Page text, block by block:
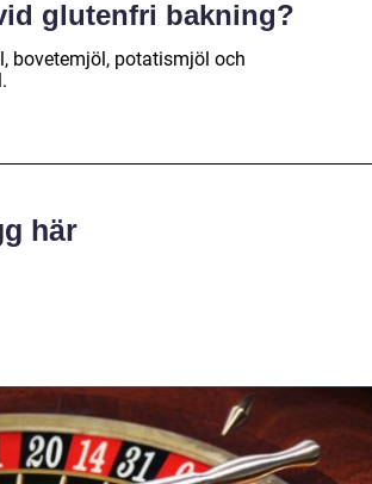
glutenfri bakning?
bovetemjöl, potatismjöl och
här